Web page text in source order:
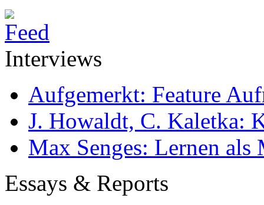
Interviews
Aufgemerkt: Feature
J. Howaldt, C. Kaletka:
Max Senges: Lernen als
Essays & Reports